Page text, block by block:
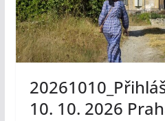
10. 10. 2026